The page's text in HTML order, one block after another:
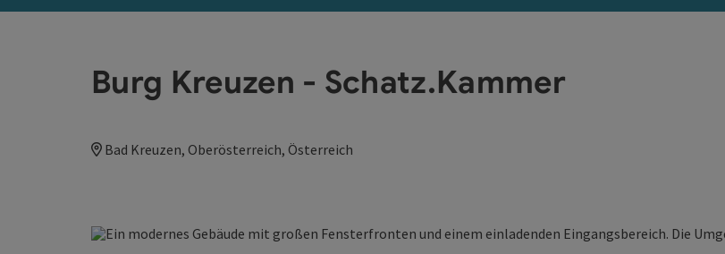
Burg Kreuzen - Schatz.Kammer
Bad Kreuzen, Oberösterreich, Österreich